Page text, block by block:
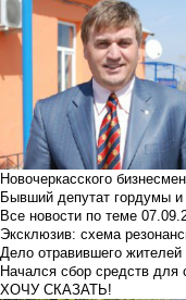
Новочеркасского
Бывший депутат гордумы
Все новости по теме
Эксклюзив: схема
Дело отравившего
Начался сбор средств для
ХОЧУ СКАЗАТЬ!